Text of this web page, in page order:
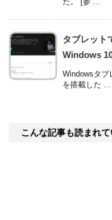
タブレット
Windows
Windowsタブ
を搭載した ...
こんな記事も読まれ